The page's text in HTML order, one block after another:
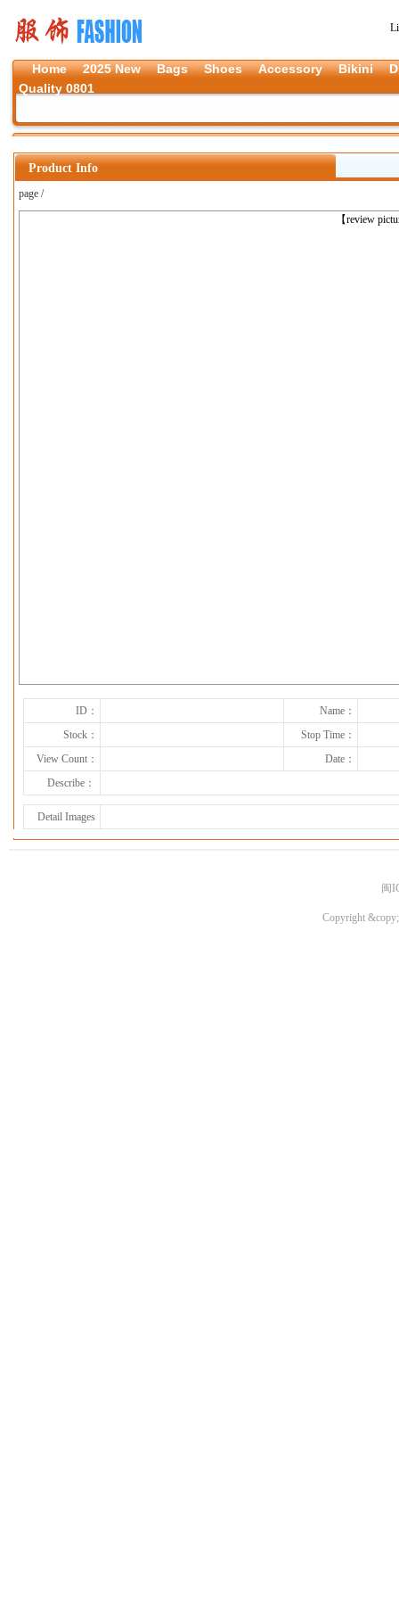
Home 2025 New Bags Shoes Accessory Bikini
Quality 0801
Product Info
page /
【review
上一张
ID：
Name：
Stock：
Stop Time：
View Count：
Date：
Describe：
Detail Images
闽
Copyright